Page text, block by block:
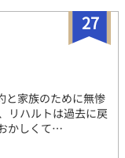
ら、僕はどうなっ
達、教会の陰謀、
に、ジゼルは帝国
帝国の常識を覆す事
ったジゼル。カー
々が訪れる――はず
」 診療所、アカデ
カイラスとの甘い
27
と家族のために無惨
リハルトは過去に戻
かしくて…